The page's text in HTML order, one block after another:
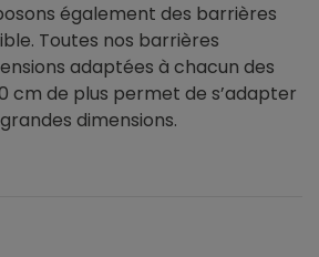
également des barrières
Toutes nos barrières
adaptées à chacun des
cm de plus permet de s’adapter
dimensions.